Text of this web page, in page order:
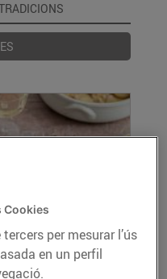
amb xirivies i
Cookies
per mesurar l’ús
en un perfil